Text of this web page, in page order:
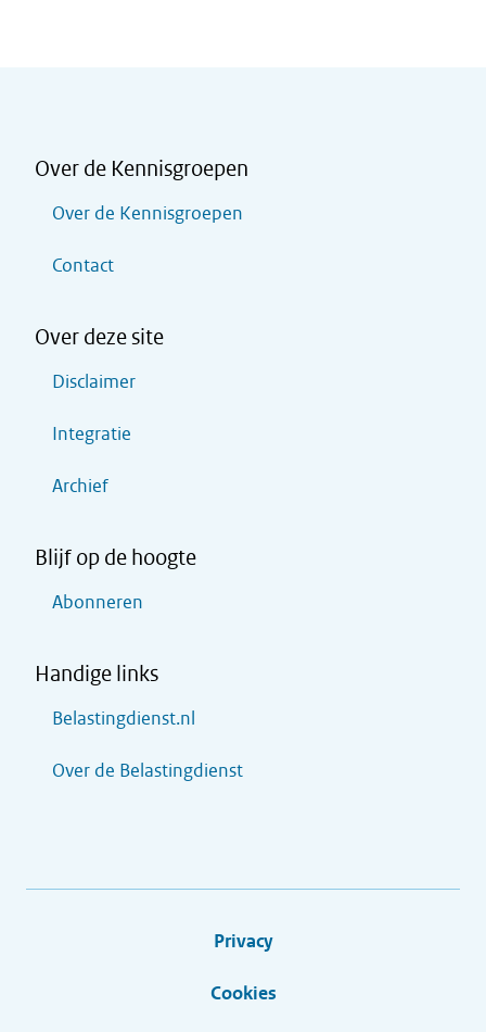
Over de Kennisgroepen
Over de Kennisgroepen
Contact
Over deze site
Disclaimer
Integratie
Archief
Blijf op de hoogte
Abonneren
Handige links
Belastingdienst.nl
Over de Belastingdienst
Privacy
Cookies